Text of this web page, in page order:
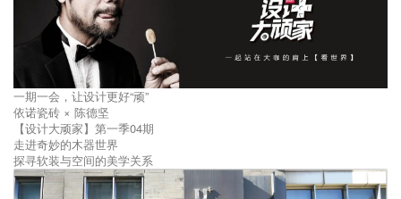
一期一会，让设计更好“顽”
依诺瓷砖 × 陈德坚
【设计大顽家】第一季04期
走进奇妙的木器世界
探寻软装与空间的美学关系